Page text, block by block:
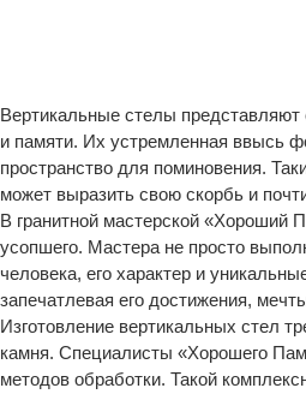
Вертикальные стелы
и памяти. Их устремленная ввысь
пространство для поминовения.
может выразить свою скорбь и
В гранитной мастерской «Хороший
усопшего. Мастера не просто
человека, его характер и
запечатлевая его достижения,
Изготовление вертикальных стел
камня. Специалисты «Хорошего
методов обработки. Такой